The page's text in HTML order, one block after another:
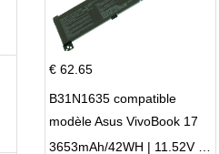
€ 62.65
B31N1635 compatible
modèle Asus VivoBook 17
X705NC X705UA X705UV